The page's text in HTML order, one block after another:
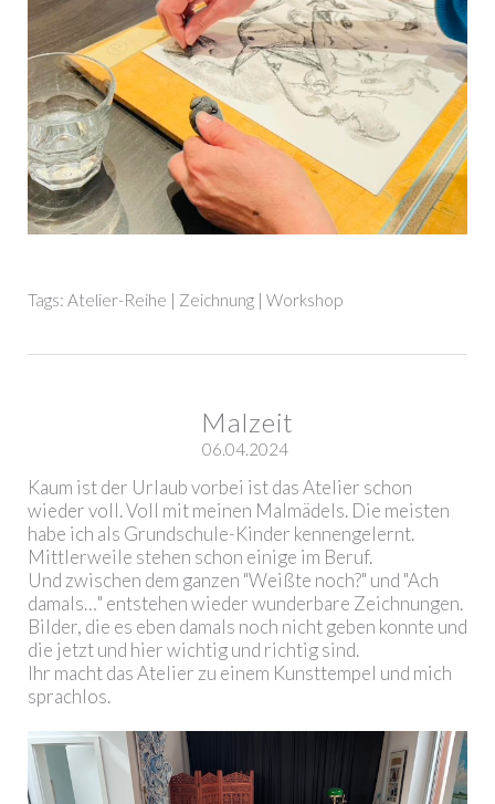
Tags: Atelier-Reihe | Zeichnung | Workshop
Malzeit
06.04.2024
Kaum ist der Urlaub vorbei ist das Atelier schon
wieder voll. Voll mit meinen Malmädels. Die meisten
habe ich als Grundschule-Kinder kennengelernt.
Mittlerweile stehen schon einige im Beruf.
Und zwischen dem ganzen "Weißte noch?" und "Ach
damals…" entstehen wieder wunderbare Zeichnungen.
Bilder, die es eben damals noch nicht geben konnte und
die jetzt und hier wichtig und richtig sind.
Ihr macht das Atelier zu einem Kunsttempel und mich
sprachlos.